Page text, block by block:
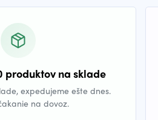
produktov na sklade
expedujeme ešte dnes.
na dovoz.